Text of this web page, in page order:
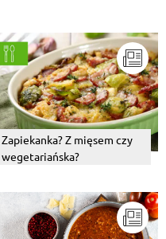
Zapiekanka? Z mięsem czy
wegetariańska?